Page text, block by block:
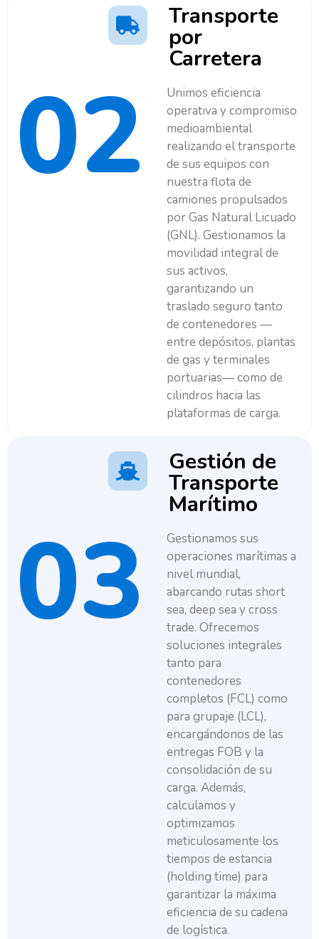
Transporte
por
Carretera
Unimos eficiencia
operativa y compromiso
medioambiental
realizando el transporte
de sus equipos con
nuestra flota de
camiones propulsados
por Gas Natural Licuado
(GNL). Gestionamos la
movilidad integral de
sus activos,
garantizando un
traslado seguro tanto
de contenedores —
entre depósitos, plantas
de gas y terminales
portuarias— como de
cilindros hacia las
plataformas de carga.
02
Gestión de
Transporte
Marítimo
Gestionamos sus
operaciones marítimas a
nivel mundial,
abarcando rutas short
sea, deep sea y cross
trade. Ofrecemos
soluciones integrales
tanto para
contenedores
completos (FCL) como
para grupaje (LCL),
encargándonos de las
entregas FOB y la
consolidación de su
carga. Además,
calculamos y
optimizamos
meticulosamente los
tiempos de estancia
(holding time) para
garantizar la máxima
eficiencia de su cadena
de logística.
03